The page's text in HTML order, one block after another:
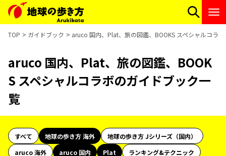
TOP ガイドブック aruco 国内、Plat、旅の図鑑、BOOKS スペシャルコラ
aruco 国内、Plat、旅の図鑑、BOOK
S スペシャルコラボのガイドブック一
覧
すべて 地球の歩き方 海外
地球の歩き方 Jシリーズ（国内）
aruco 海外
aruco 国内 Plat
ランキング&テクニック